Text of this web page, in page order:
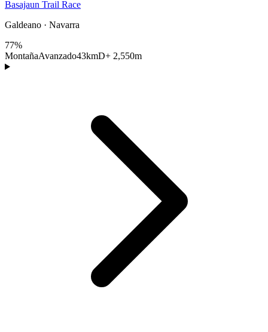
Basajaun Trail Race
Galdeano · Navarra
77%
MontañaAvanzado43kmD+ 2,550m